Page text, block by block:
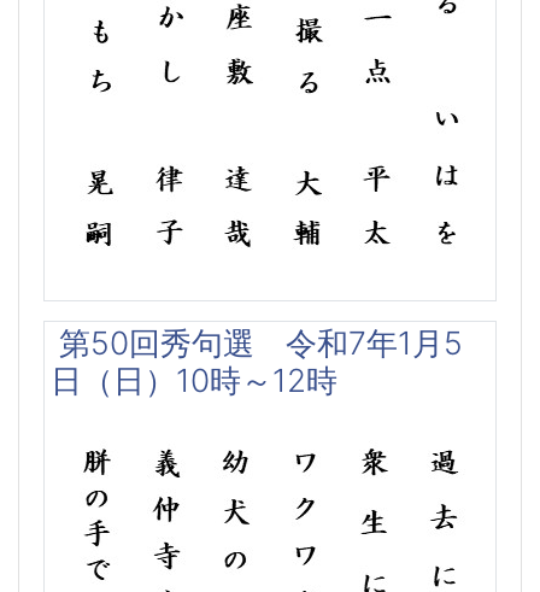
第50回秀句選 令和7年1月5
日（日）10時～12時